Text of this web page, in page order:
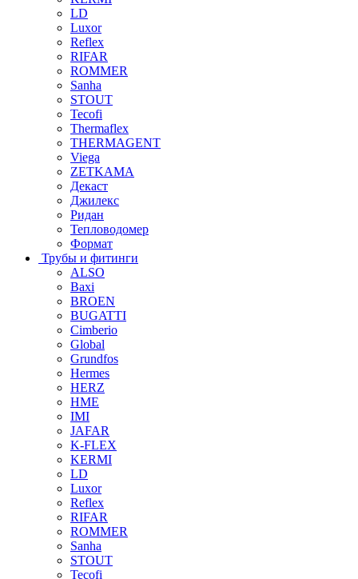
LD
Luxor
Reflex
RIFAR
ROMMER
Sanha
STOUT
Tecofi
Thermaflex
THERMAGENT
Viega
ZETKAMA
Декаст
Джилекс
Ридан
Тепловодомер
Формат
Трубы и фитинги
ALSO
Baxi
BROEN
BUGATTI
Cimberio
Global
Grundfos
Hermes
HERZ
HME
IMI
JAFAR
K-FLEX
KERMI
LD
Luxor
Reflex
RIFAR
ROMMER
Sanha
STOUT
Tecofi